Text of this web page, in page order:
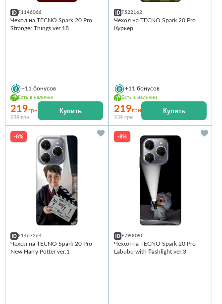
F1146066
Чехол на TECNO Spark 20 Pro
Stranger Things ver.18
+11 бонусов
Есть в наличии
219грн
239 грн
Купить
F522162
Чехол на TECNO Spark 20 Pro
Курьер
+11 бонусов
Есть в наличии
219грн
239 грн
Купить
-8%
F1467264
Чехол на TECNO Spark 20 Pro
New Harry Potter ver.1
-8%
F790090
Чехол на TECNO Spark 20 Pro
Labubu with flashlight ver.3